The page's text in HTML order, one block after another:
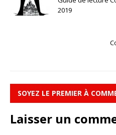
2019
SOYEZ LE PREMIER À
Laisser un